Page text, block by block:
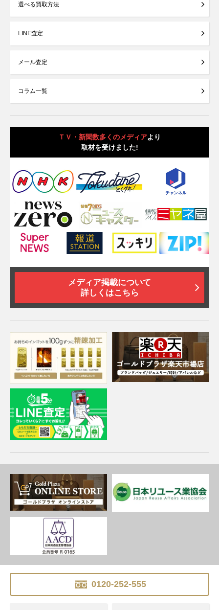
選べる買取方法
LINE査定
メール査定
コラム一覧
ＴＶ・新聞数多くのメディアより
取材を受けました!
メディア掲載について
詳しくはこちら
0120-252-555